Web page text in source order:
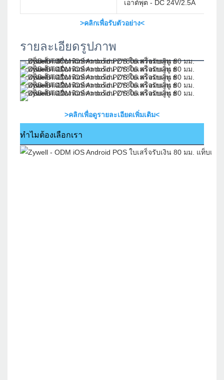
เอาต์พุต - DC 24V/2.5A
>คลิกเพื่อรับตัวอย่าง<
รายละเอียดรูปภาพ
>คลิกเพื่อดูรายละเอียดเพิ่มเติม<
ทำไมต้องเลือกเรา